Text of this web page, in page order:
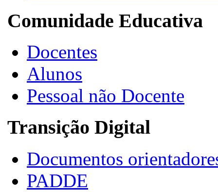
Comunidade Educativa
Docentes
Alunos
Pessoal não Docente
Transição Digital
Documentos
PADDE